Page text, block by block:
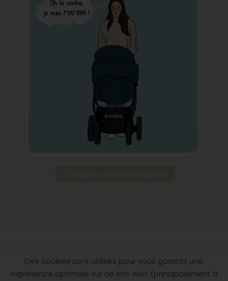
Le Quatrième trimestre
Des cookies sont utilisés pour vous garantir une
expérience optimale sur ce site web (principalement à